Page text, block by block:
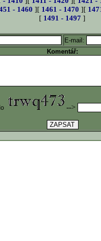
- 1460 ][ 1461 - 1470 ][
[ 1491 - 1497 ]
E-mail:
Komentář:
-->